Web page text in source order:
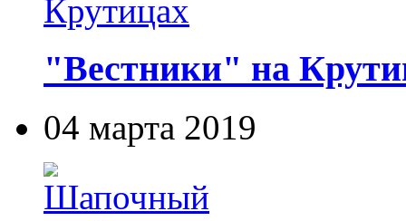
"Вестники" на
04 марта 2019